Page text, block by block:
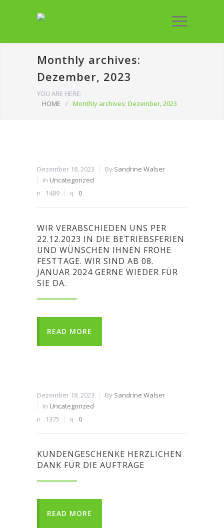
Monthly archives:
Dezember, 2023
YOU ARE HERE:
HOME
/ Monthly archives: Dezember, 2023
Dezember 18, 2023 By Sandrine Walser
In Uncategorized
1489
0
WIR VERABSCHIEDEN UNS PER
22.12.2023 IN DIE BETRIEBSFERIEN
UND WÜNSCHEN IHNEN FROHE
FESTTAGE. WIR SIND AB 08.
JANUAR 2024 GERNE WIEDER FÜR
SIE DA.
READ MORE
Dezember 18, 2023 By Sandrine Walser
In Uncategorized
1375
0
KUNDENGESCHENKE HERZLICHEN
DANK FÜR DIE AUFTRÄGE
READ MORE